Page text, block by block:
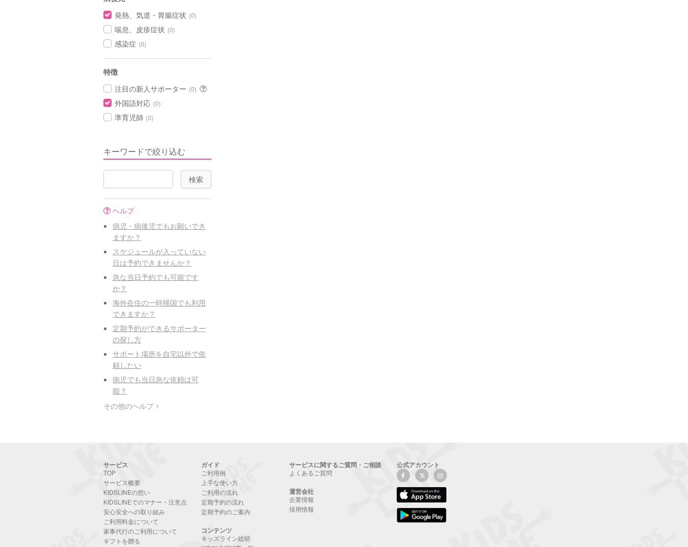
発熱、気道・胃腸症状 (0)
喘息、皮疹症状 (0)
感染症 (0)
特徴
注目の新人サポーター (0)
外国語対応 (0)
準育児師 (0)
キーワードで絞り込む
ヘルプ
病児・病後児でもお願いでき
ますか？
スケジュールが入っていない
日は予約できませんか？
急な当日予約でも可能です
か？
海外在住の一時帰国でも利用
できますか？
定期予約ができるサポーター
の探し方
サポート場所を自宅以外で依
頼したい
病児でも当日急な依頼は可
能？
その他のヘルプ
サービス
TOP
サービス概要
KIDSLINEの想い
KIDSLINEでのマナー・注意点
安心安全への取り組み
ご利用料金について
家事代行のご利用について
ギフトを贈る
ガイド
ご利用例
上手な使い方
ご利用の流れ
定期予約の流れ
定期予約のご案内
コンテンツ
キッズライン総研
サービスに関するご質問・ご相談
よくあるご質問
運営会社
企業情報
採用情報
公式アカウント